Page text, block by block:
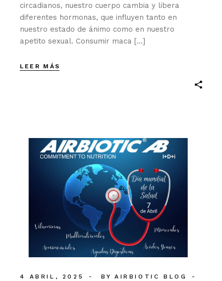
circadianos, nuestro cuerpo cambia y libera
diferentes hormonas, que influyen tanto en
nuestro estado de ánimo como en nuestro
apetito sexual. Consumir maca […]
LEER MÁS
4 ABRIL, 2025 BY
AIRBIOTIC BLOG